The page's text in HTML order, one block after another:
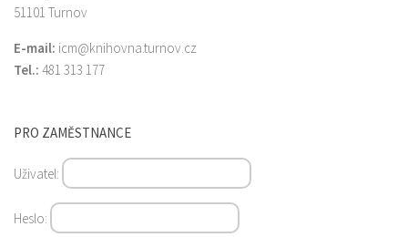
51101 Turnov
E-mail: icm@knihovna.turnov.cz
Tel.: 481 313 177
PRO ZAMĚSTNANCE
Uživatel:
Heslo: